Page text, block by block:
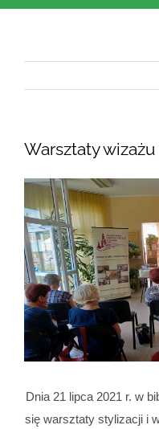
Warsztaty
Pokaż
większy
obrazek
Dnia 21 lipca 2021 r. w
się warsztaty stylizacji i